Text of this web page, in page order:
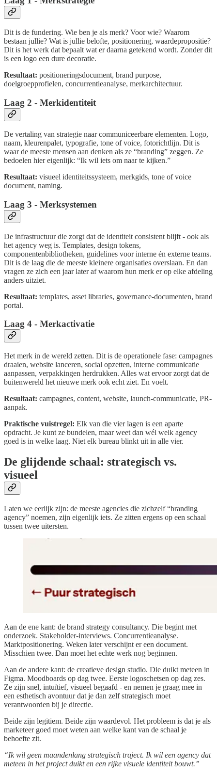
Dit is de fundering. Wie ben je als merk? Voor wie? Waarom
bestaan jullie? Wat is jullie belofte, positionering, waardepropositie?
Dit is het werk dat bepaalt wat er daarna getekend wordt. Zonder dit
is een logo een dure decoratie.
Resultaat: positioneringsdocument, brand purpose,
doelgroepprofielen, concurrentieanalyse, merkarchitectuur.
Laag 2 - Merkidentiteit
De vertaling van strategie naar communiceerbare elementen. Logo,
naam, kleurenpalet, typografie, tone of voice, fotorichtlijn. Dit is
waar de meeste mensen aan denken als ze “branding” zeggen. Ze
bedoelen hier eigenlijk: “Ik wil iets om naar te kijken.”
Resultaat: visueel identiteitssysteem, merkgids, tone of voice
document, naming.
Laag 3 - Merksystemen
De infrastructuur die zorgt dat de identiteit consistent blijft - ook als
het agency weg is. Templates, design tokens,
componentenbibliotheken, guidelines voor interne én externe teams.
Dit is de laag die de meeste kleinere organisaties overslaan. En dan
vragen ze zich een jaar later af waarom hun merk er op elke afdeling
anders uitziet.
Resultaat: templates, asset libraries, governance-documenten, brand
portal.
Laag 4 - Merkactivatie
Het merk in de wereld zetten. Dit is de operationele fase: campagnes
draaien, website lanceren, social opzetten, interne communicatie
aanpassen, verpakkingen herdrukken. Alles wat ervoor zorgt dat de
buitenwereld het nieuwe merk ook echt ziet. En voelt.
Resultaat: campagnes, content, website, launch-communicatie, PR-
aanpak.
Praktische vuistregel: Elk van die vier lagen is een aparte
opdracht. Je kunt ze bundelen, maar weet dan wél welk agency
goed is in welke laag. Niet elk bureau blinkt uit in alle vier.
De glijdende schaal: strategisch vs.
visueel
Laten we eerlijk zijn: de meeste agencies die zichzelf “branding
agency” noemen, zijn eigenlijk iets. Ze zitten ergens op een schaal
tussen twee uitersten.
Aan de ene kant: de brand strategy consultancy. Die begint met
onderzoek. Stakeholder-interviews. Concurrentieanalyse.
Marktpositionering. Weken later verschijnt er een document.
Misschien twee. Dan moet het echte werk nog beginnen.
Aan de andere kant: de creatieve design studio. Die duikt meteen in
Figma. Moodboards op dag twee. Eerste logoschetsen op dag zes.
Ze zijn snel, intuïtief, visueel begaafd - en nemen je graag mee in
een esthetisch avontuur dat je dan zelf strategisch moet
verantwoorden bij je directie.
Beide zijn legitiem. Beide zijn waardevol. Het probleem is dat je als
marketeer goed moet weten aan welke kant van de schaal je
behoefte zit.
“Ik wil geen maandenlang strategisch traject. Ik wil een agency dat
meteen in het project duikt en een rijke visuele identiteit bouwt.”